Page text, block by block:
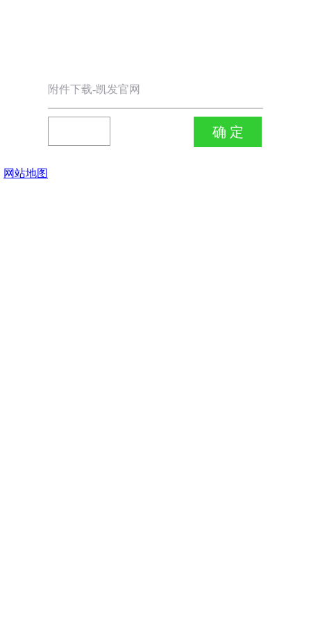
附件下载-凯发官网
网站地图